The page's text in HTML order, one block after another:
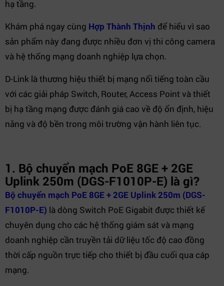
hạ tầng.
Khám phá ngay cùng Hợp Thành Thịnh để hiểu vì sao
sản phẩm này đang được nhiều đơn vị thi công camera
và hệ thống mạng doanh nghiệp lựa chọn.
D-Link là thương hiệu thiết bị mạng nổi tiếng toàn cầu
với các giải pháp Switch, Router, Access Point và thiết
bị hạ tầng mạng được đánh giá cao về độ ổn định, hiệu
năng và độ bền trong môi trường vận hành liên tục.
1. Bộ chuyển mạch PoE 8GE + 2GE
Uplink 250m (DGS-F1010P-E) là gì?
Bộ chuyển mạch PoE 8GE + 2GE Uplink 250m (DGS-
F1010P-E) là dòng Switch PoE Gigabit được thiết kế
chuyên dụng cho các hệ thống giám sát và mạng
doanh nghiệp cần truyền tải dữ liệu tốc độ cao đồng
thời cấp nguồn trực tiếp cho thiết bị đầu cuối qua cáp
mạng.